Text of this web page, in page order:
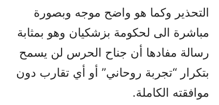
التحذير وکما هو واضح موجه وبصورة
مباشرة الى لحکومة بزشکيان وهو بمثابة
رسالة مفادها أن جناح الحرس لن يسمح
بتكرار “تجربة روحاني” أو أي تقارب دون
موافقته الكاملة.